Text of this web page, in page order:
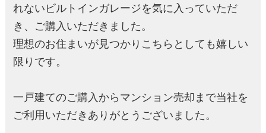
れないビルトインガレージを気に入っていただ
き、ご購入いただきました。
理想のお住まいが見つかりこちらとしても嬉しい
限りです。
一戸建てのご購入からマンション売却まで当社を
ご利用いただきありがとうございました。